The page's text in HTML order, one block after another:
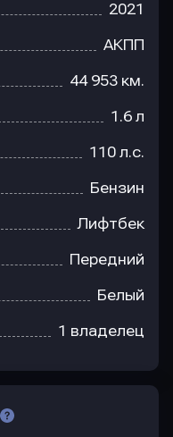
2021
АКПП
44 953 км.
1.6 л
110 л.с.
Бензин
Лифтбек
Передний
Белый
1 владелец